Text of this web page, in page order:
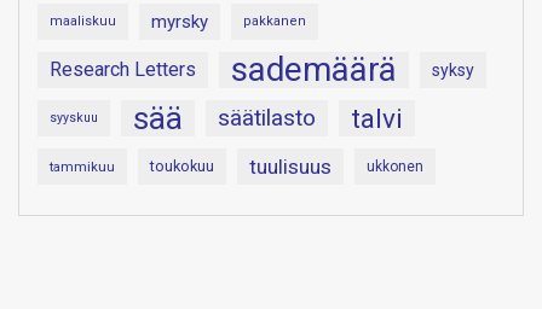
maaliskuu myrsky pakkanen
Research Letters sademäärä syksy
syyskuu sää säätilasto talvi
tammikuu toukokuu tuulisuus ukkonen